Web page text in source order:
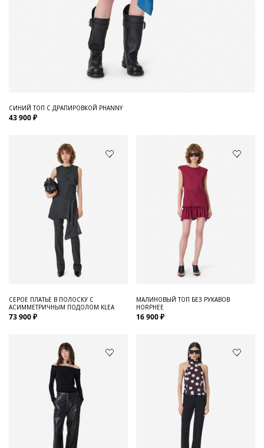
СИНИЙ ТОП С ДРАПИРОВКОЙ PHANNY
43 900 ₽
СЕРОЕ ПЛАТЬЕ В ПОЛОСКУ С
АСИММЕТРИЧНЫМ ПОДОЛОМ KLEA
73 900 ₽
МАЛИНОВЫЙ ТОП БЕЗ РУКАВОВ
HORPHEE
16 900 ₽